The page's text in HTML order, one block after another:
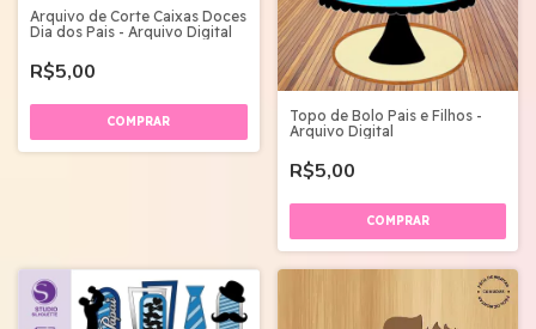
Arquivo de Corte Caixas Doces
Dia dos Pais - Arquivo Digital
R$5,00
Topo de Bolo Pais e Filhos -
Arquivo Digital
R$5,00